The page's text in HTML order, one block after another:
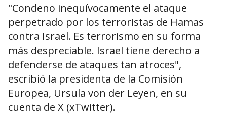
"Condeno inequívocamente el ataque
perpetrado por los terroristas de Hamas
contra Israel. Es terrorismo en su forma
más despreciable. Israel tiene derecho a
defenderse de ataques tan atroces",
escribió la presidenta de la Comisión
Europea, Ursula von der Leyen, en su
cuenta de X (xTwitter).